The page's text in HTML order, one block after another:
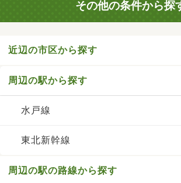
その他の条件から探
近辺の市区から探す
周辺の駅から探す
水戸線
東北新幹線
周辺の駅の路線から探す